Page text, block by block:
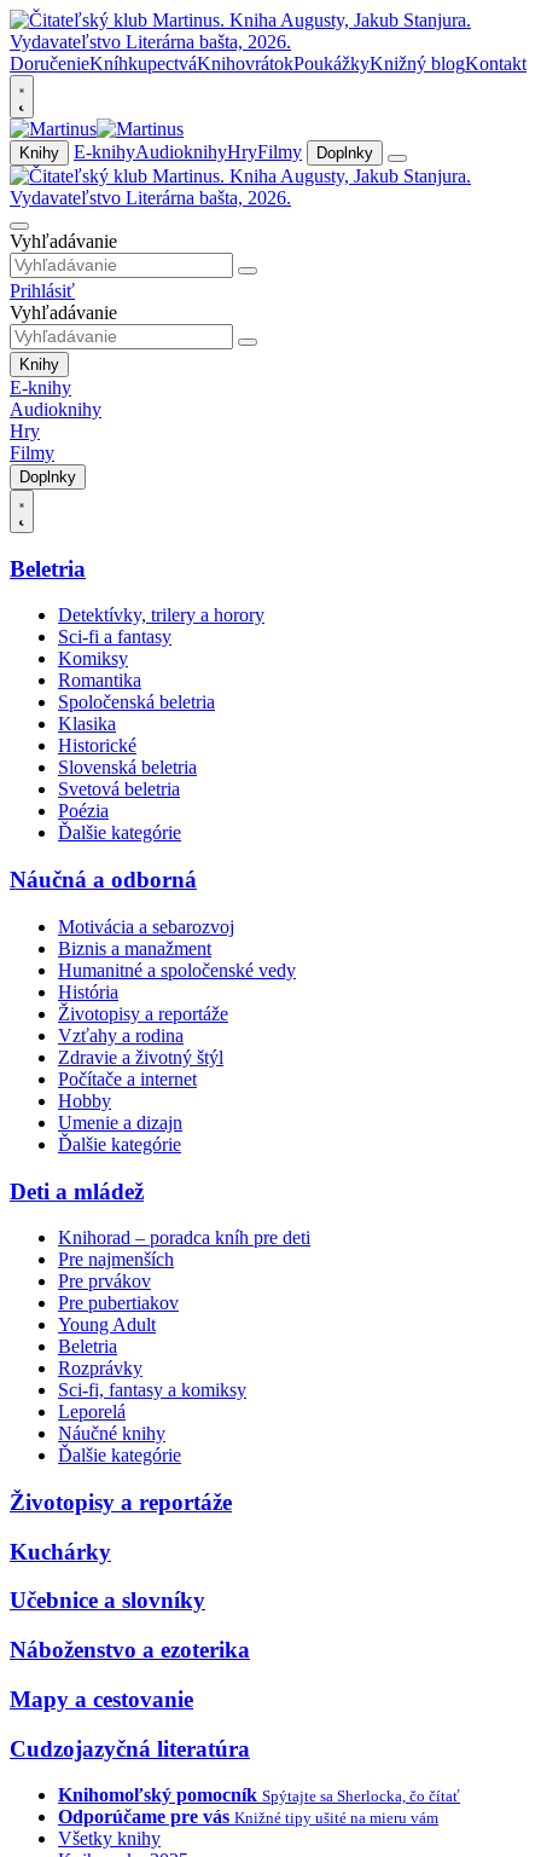
DoručenieKníhkupectváKnihovrátokPoukážkyKnižný blogKontakt
Knihy E-knihyAudioknihyHryFilmy Doplnky
Vyhľadávanie
Prihlásiť
Vyhľadávanie
Knihy
E-knihy
Audioknihy
Hry
Filmy
Doplnky
Beletria
Detektívky, trilery a horory
Sci-fi a fantasy
Komiksy
Romantika
Spoločenská beletria
Klasika
Historické
Slovenská beletria
Svetová beletria
Poézia
Ďalšie kategórie
Náučná a odborná
Motivácia a sebarozvoj
Biznis a manažment
Humanitné a spoločenské vedy
História
Životopisy a reportáže
Vzťahy a rodina
Zdravie a životný štýl
Počítače a internet
Hobby
Umenie a dizajn
Ďalšie kategórie
Deti a mládež
Knihorad – poradca kníh pre deti
Pre najmenších
Pre prvákov
Pre pubertiakov
Young Adult
Beletria
Rozprávky
Sci-fi, fantasy a komiksy
Leporelá
Náučné knihy
Ďalšie kategórie
Životopisy a reportáže
Kuchárky
Učebnice a slovníky
Náboženstvo a ezoterika
Mapy a cestovanie
Cudzojazyčná literatúra
Knihomoľský pomocník Spýtajte sa Sherlocka, čo čítať
Odporúčame pre vás Knižné tipy ušité na mieru vám
Všetky knihy